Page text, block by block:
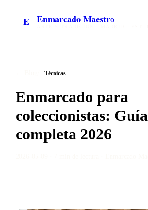
E Enmarcado Maestro
Técnicas
Enmarcado para
coleccionistas: Guía
completa 2026